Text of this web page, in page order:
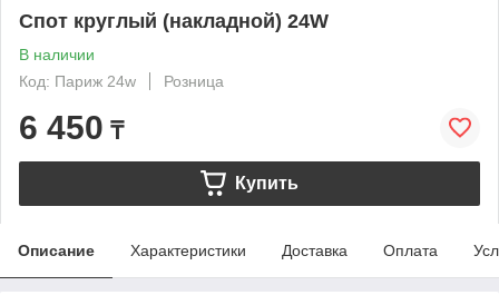
Спот круглый (накладной) 24W
В наличии
Код: Париж 24w
Розница
6 450 ₸
Купить
Описание Характеристики Доставка Оплата